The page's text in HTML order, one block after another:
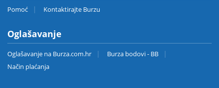
Pomoć Kontaktirajte Burzu
Oglašavanje
Oglašavanje na Burza.com.hr
Burza bodovi - BB
Način plaćanja